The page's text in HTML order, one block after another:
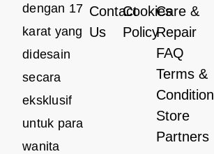
dengan 17
karat yang
didesain
secara
eksklusif
untuk para
wanita
Contact
Us
Cookies
Policy
Care &
Repair
FAQ
Terms &
Condition
Store
Partners